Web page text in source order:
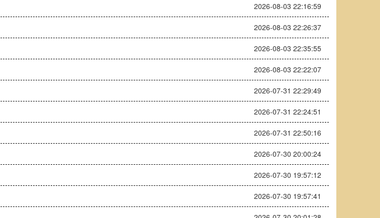
2026-08-03 22:16:59
2026-08-03 22:26:37
2026-08-03 22:35:55
2026-08-03 22:22:07
2026-07-31 22:29:49
2026-07-31 22:24:51
2026-07-31 22:50:16
2026-07-30 20:00:24
2026-07-30 19:57:12
2026-07-30 19:57:41